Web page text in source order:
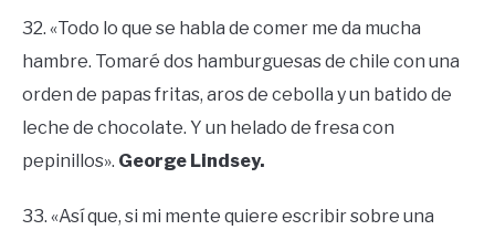
32. «Todo lo que se habla de comer me da mucha
hambre. Tomaré dos hamburguesas de chile con una
orden de papas fritas, aros de cebolla y un batido de
leche de chocolate. Y un helado de fresa con
pepinillos». George Lindsey.
33. «Así que, si mi mente quiere escribir sobre una